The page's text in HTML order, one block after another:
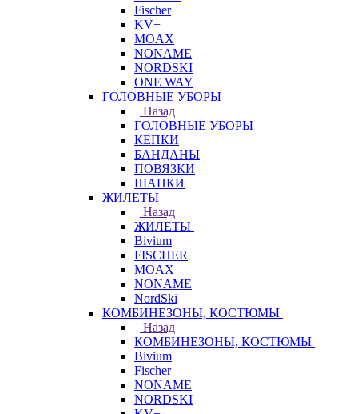
Fischer
KV+
MOAX
NONAME
NORDSKI
ONE WAY
ГОЛОВНЫЕ УБОРЫ
Назад
ГОЛОВНЫЕ УБОРЫ
КЕПКИ
БАНДАНЫ
ПОВЯЗКИ
ШАПКИ
ЖИЛЕТЫ
Назад
ЖИЛЕТЫ
Bivium
FISCHER
MOAX
NONAME
NordSki
КОМБИНЕЗОНЫ, КОСТЮМЫ
Назад
КОМБИНЕЗОНЫ, КОСТЮМЫ
Bivium
Fischer
NONAME
NORDSKI